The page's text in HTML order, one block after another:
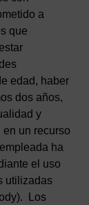
a
que
edad, haber
dos años,
y
un recurso
ha
el uso
utilizadas
Los